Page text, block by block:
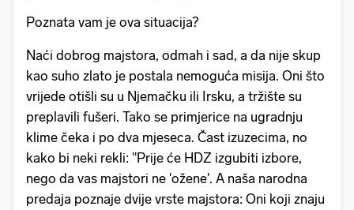
Poznata vam je ova situacija?
Naći dobrog majstora, odmah i sad, a da nije skup
kao suho zlato je postala nemoguća misija. Oni što
vrijede otišli su u Njemačku ili Irsku, a tržište su
preplavili fušeri. Tako se primjerice na ugradnju
klime čeka i po dva mjeseca. Čast izuzecima, no
kako bi neki rekli: "Prije će HDZ izgubiti izbore,
nego da vas majstori ne 'ožene'. A naša narodna
predaja poznaje dvije vrste majstora: Oni koji znaju